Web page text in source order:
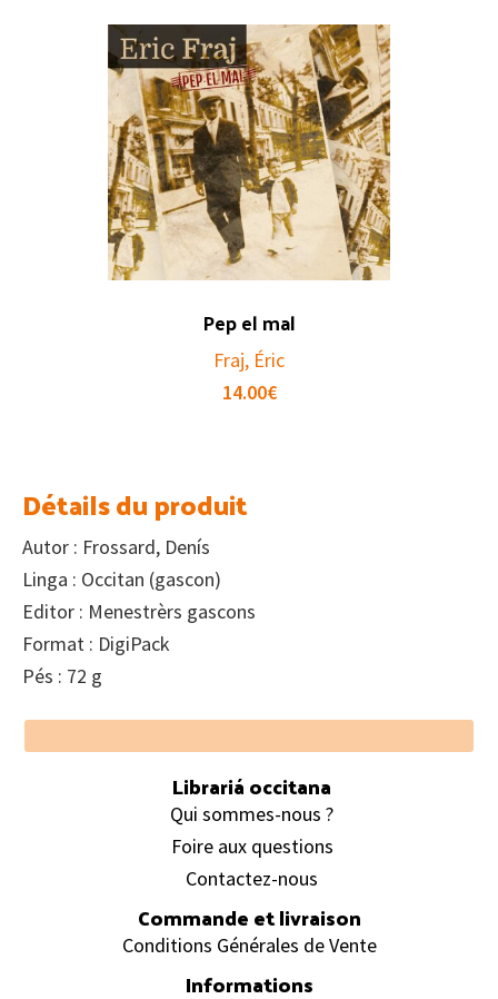
Pep el mal
Fraj, Éric
14.00€
Détails du produit
Autor : Frossard, Denís
Linga : Occitan (gascon)
Editor : Menestrèrs gascons
Format : DigiPack
Pés : 72 g
Footer
Librariá occitana
Qui sommes-nous ?
Foire aux questions
Contactez-nous
Commande et livraison
Conditions Générales de Vente
Informations